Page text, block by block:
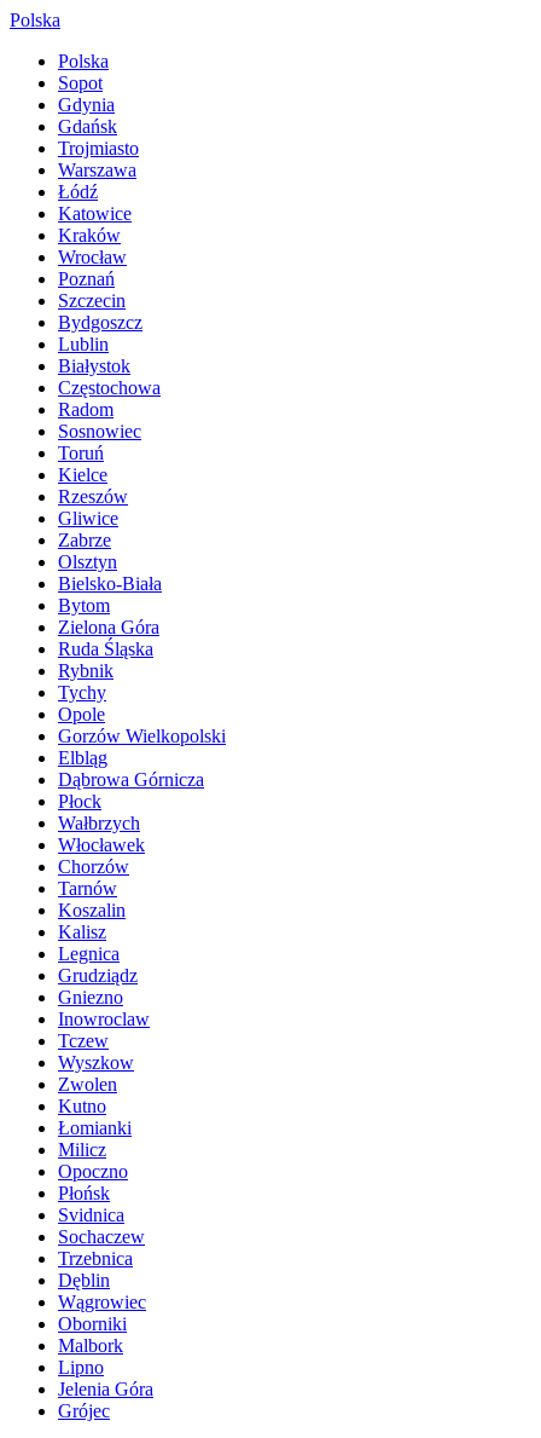
Polska
Polska
Sopot
Gdynia
Gdańsk
Trojmiasto
Warszawa
Łódź
Katowice
Kraków
Wrocław
Poznań
Szczecin
Bydgoszcz
Lublin
Białystok
Częstochowa
Radom
Sosnowiec
Toruń
Kielce
Rzeszów
Gliwice
Zabrze
Olsztyn
Bielsko-Biała
Bytom
Zielona Góra
Ruda Śląska
Rybnik
Tychy
Opole
Gorzów Wielkopolski
Elbląg
Dąbrowa Górnicza
Płock
Wałbrzych
Włocławek
Chorzów
Tarnów
Koszalin
Kalisz
Legnica
Grudziądz
Gniezno
Inowroclaw
Tczew
Wyszkow
Zwolen
Kutno
Łomianki
Milicz
Opoczno
Płońsk
Svidnica
Sochaczew
Trzebnica
Dęblin
Wągrowiec
Oborniki
Malbork
Lipno
Jelenia Góra
Grójec